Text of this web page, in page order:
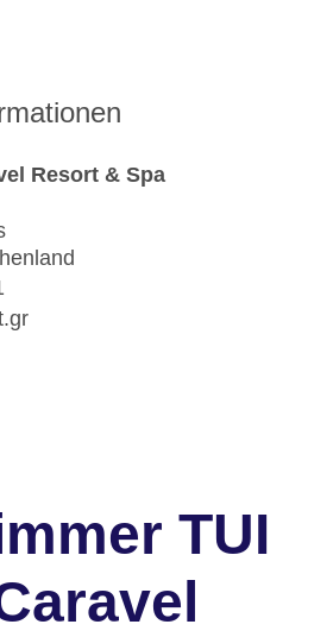
Resort & Spa
TUI